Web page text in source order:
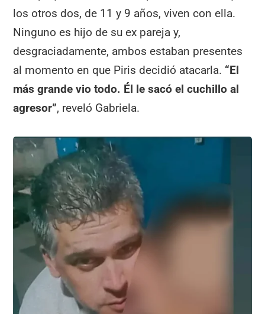
los otros dos, de 11 y 9 años, viven con ella.
Ninguno es hijo de su ex pareja y,
desgraciadamente, ambos estaban presentes
al momento en que Piris decidió atacarla. “El
más grande vio todo. Él le sacó el cuchillo al
agresor”, reveló Gabriela.